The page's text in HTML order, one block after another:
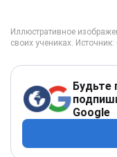
Будьте
Google